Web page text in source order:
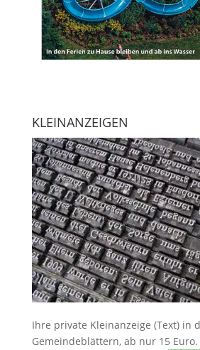
KLEINANZEIGEN
Ihre private Kleinanzeige (Text) in
Gemeindeblättern, ab nur 15 Euro.